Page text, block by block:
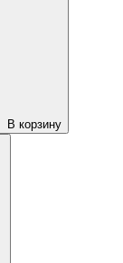
В корзину